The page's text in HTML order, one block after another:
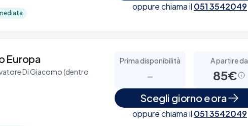
oppure chiama il 051 3542049
Europa
Di Giacomo (dentro
Prima disponibilità
-
A partire da
85€
Scegli giorno e ora
oppure chiama il 051 3542049